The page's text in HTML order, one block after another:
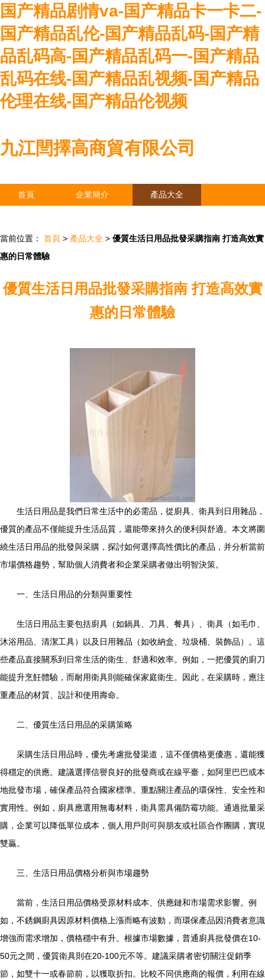
国产精品剧情va-国产精品卡一卡二-
国产精品乱伦-国产精品乱码-国产精
品乱码高-国产精品乱码一-国产精品
乱码在线-国产精品乱视频-国产精品
伦理在线-国产精品伦视频
九江閆擇高商貿有限公司
首頁 企業簡介 產品大全
當前位置： 首頁 > 產品大全 > 優質生活日用品批發采購指南 打造高效實
惠的日常體驗
優質生活日用品批發采購指南 打造高效實
惠的日常體驗
生活日用品是我們日常生活中的必需品，從廚具、衛具到日用雜品，
優質的產品不僅能提升生活品質，還能帶來持久的便利與舒適。本文將圍
繞生活日用品的批發與采購，探討如何選擇高性價比的產品，并分析當前
市場價格趨勢，幫助個人消費者和企業采購者做出明智決策。
一、生活日用品的分類與重要性
生活日用品主要包括廚具（如鍋具、刀具、餐具）、衛具（如毛巾、
沐浴用品、清潔工具）以及日用雜品（如收納盒、垃圾桶、裝飾品）。這
些產品直接關系到日常生活的衛生、舒適和效率。例如，一把優質的廚刀
能提升烹飪體驗，而耐用衛具則能確保家庭衛生。因此，在采購時，應注
重產品的材質、設計和使用壽命。
二、優質生活日用品的采購策略
采購生活日用品時，優先考慮批發渠道，這不僅價格更優惠，還能獲
得穩定的供應。建議選擇信譽良好的批發商或在線平臺，如阿里巴巴或本
地批發市場，確保產品符合國家標準。重點關注產品的環保性、安全性和
實用性。例如，廚具應選用無毒材料，衛具需具備防霉功能。通過批量采
購，企業可以降低單位成本，個人用戶則可與朋友或社區合作團購，實現
雙贏。
三、生活日用品價格分析與市場趨勢
當前，生活日用品價格受原材料成本、供應鏈和市場需求影響。例
如，不銹鋼廚具因原材料價格上漲而略有波動，而環保產品因消費者意識
增強而需求增加，價格穩中有升。根據市場數據，普通廚具批發價在10-
50元之間，優質衛具則在20-100元不等。建議采購者密切關注促銷季
節，如雙十一或春節前，以獲取折扣。比較不同供應商的報價，利用在線